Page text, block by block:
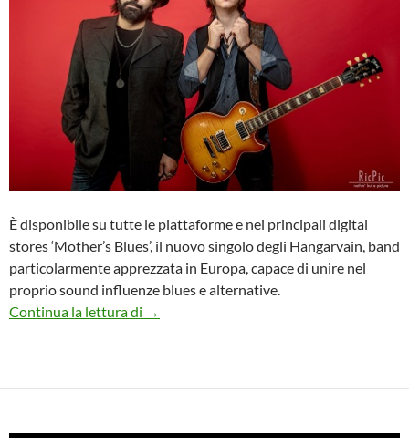
È disponibile su tutte le piattaforme e nei principali digital
stores ‘Mother’s Blues’, il nuovo singolo degli Hangarvain, band
particolarmente apprezzata in Europa, capace di unire nel
proprio sound influenze blues e alternative.
Continua la lettura di
HANGARVAIN, ‘MOTHER’S BLUES’,
→